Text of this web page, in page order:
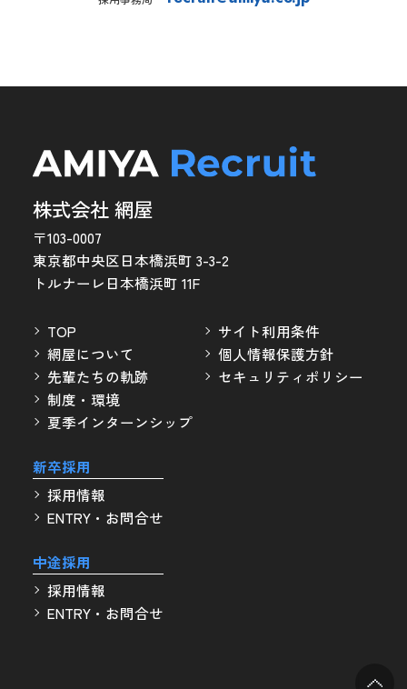
株式会社 網屋
〒103-0007
東京都中央区日本橋浜町 3-3-2
トルナーレ日本橋浜町 11F
TOP
網屋について
先輩たちの軌跡
制度・環境
夏季インターンシップ
新卒採用
採用情報
ENTRY・お問合せ
中途採用
採用情報
ENTRY・お問合せ
サイト利用条件
個人情報保護方針
セキュリティポリシー